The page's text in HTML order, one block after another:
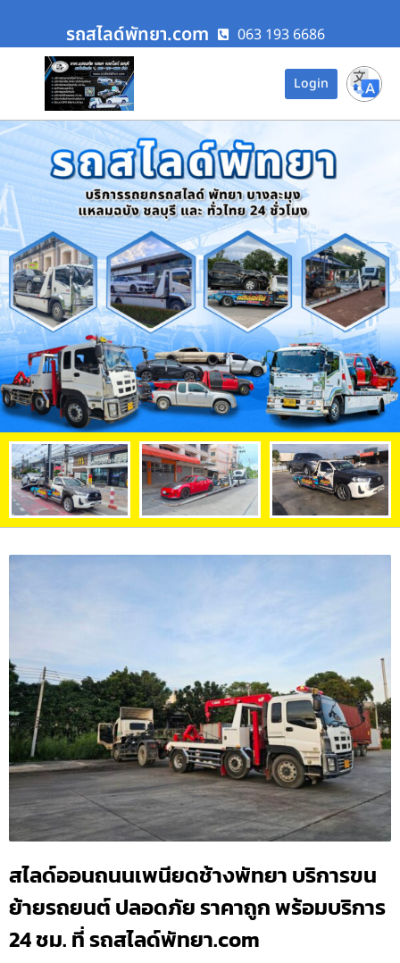
รถสไลด์พัทยา.com 063 193 6686
Login
สไลด์ออนถนนเพนียดช้างพัทยา บริการขน
ย้ายรถยนต์ ปลอดภัย ราคาถูก พร้อมบริการ
24 ชม. ที่ รถสไลด์พัทยา.com